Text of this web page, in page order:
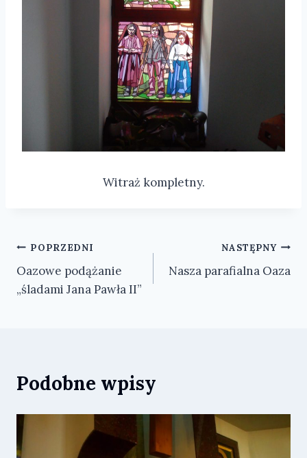
Witraż kompletny.
Nawigacja
wpisu
POPRZEDNI
Oazowe podążanie
„śladami Jana Pawła II”
NASTĘPNY
Nasza parafialna Oaza
Podobne wpisy